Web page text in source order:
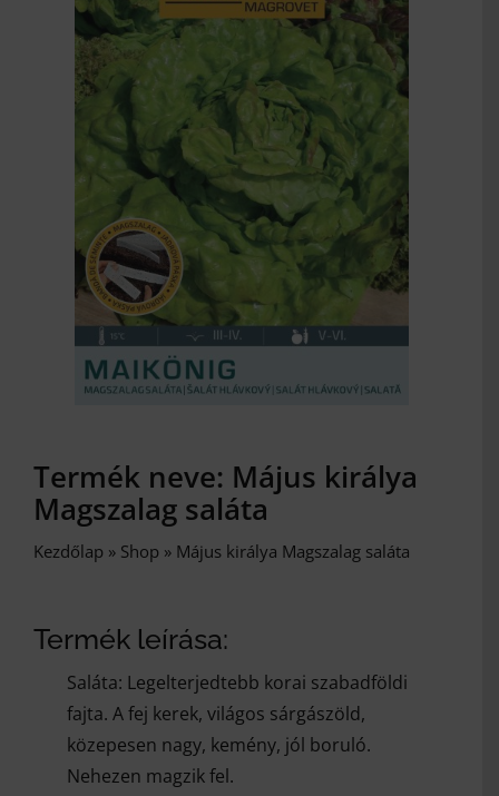
Termék neve: Május királya
Magszalag saláta
Kezdőlap » Shop » Május királya Magszalag saláta
Termék leírása:
Saláta: Legelterjedtebb korai szabadföldi
fajta. A fej kerek, világos sárgászöld,
közepesen nagy, kemény, jól boruló.
Nehezen magzik fel.